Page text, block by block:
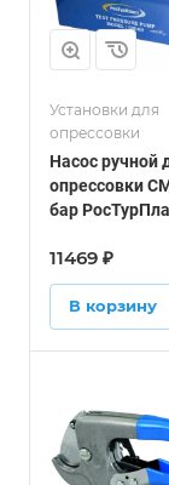
Установки для
опрессовки
Насос ручной
опрессовки
бар
11469 ₽
В корзину